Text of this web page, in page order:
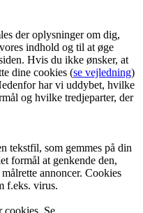
der oplysninger om dig,
indhold og til at øge
Hvis du ikke ønsker, at
dine cookies (se vejledning)
har vi uddybet, hvilke
og hvilke tredjeparter, der
tekstfil, som gemmes på din
formål at genkende den,
annoncer. Cookies
f.eks. virus.
cookies. Se